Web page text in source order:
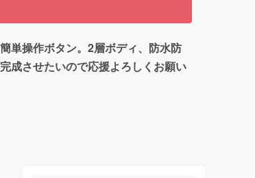
単操作ボタン。2層ボディ、防水防
成させたいので応援よろしくお願い